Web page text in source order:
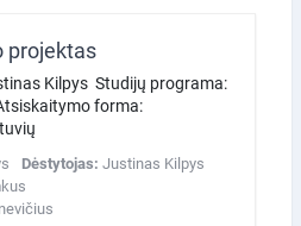
projektas
Kilpys Studijų programa:
forma:
Dėstytojas: Justinas Kilpys